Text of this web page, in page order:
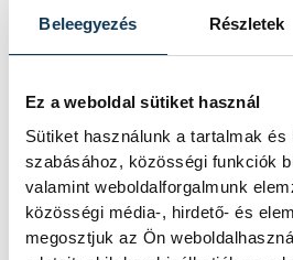
Beleegyezés Részletek
Ez a weboldal sütiket használ
Sütiket használunk a tartalmak
szabásához, közösségi funkciók
valamint weboldalforgalmunk
közösségi média-, hirdető- és
megosztjuk az Ön